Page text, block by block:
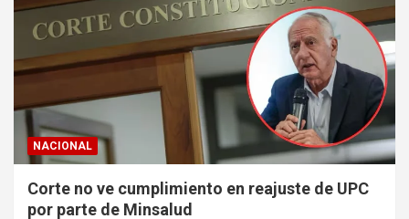
NACIONAL
Corte no ve cumplimiento en reajuste de UPC
por parte de Minsalud